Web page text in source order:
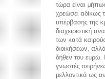
τώρα είναι
χρεώσει αδίκως
υπέρβασης της
διαχειριστική
των κατά
διοικήσεων,
δήθεν του ευρώ.
γνωστές
μελλοντικά ως